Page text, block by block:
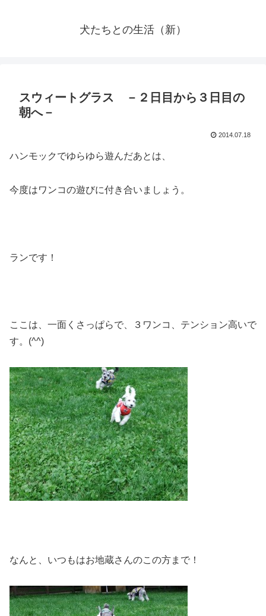
犬たちとの生活（新）
スウィートグラス －２日目から３日目の
朝へ－
2014.07.18
ハンモックでゆらゆら遊んだあとは、
今度はワンコの遊びに付き合いましょう。
ランです！
ここは、一面くさっぱらで、３ワンコ、テンション高いで
す。(^^)
なんと、いつもはお地蔵さんのこの方まで！